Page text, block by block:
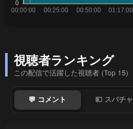
視聴者ランキング
この配信で活躍した視聴者 (Top 15)
💬 コメント 💴 スパチャ